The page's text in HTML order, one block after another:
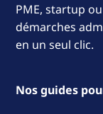
PME, startup
démarches
en un seul clic.
Nos guides